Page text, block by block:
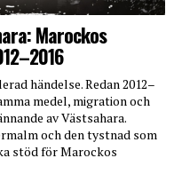
Marockos
händelse. Redan 2012–
medel, migration och
av Västsahara.
och den tystnad som
stöd för Marockos